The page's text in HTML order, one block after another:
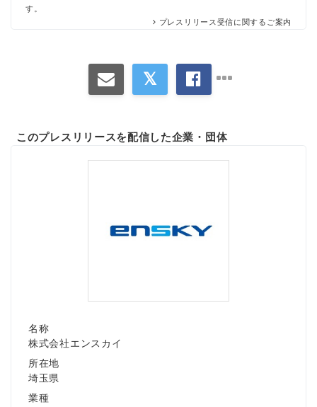
す。
プレスリリース受信に関するご案内
このプレスリリースを配信した企業・団体
名称
株式会社エンスカイ
所在地
埼玉県
業種